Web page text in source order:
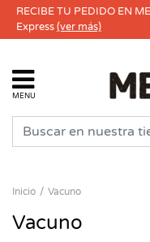
RECIBE TU PEDIDO EN
Express(ver más)
MENU
Inicio Vacuno
Vacuno